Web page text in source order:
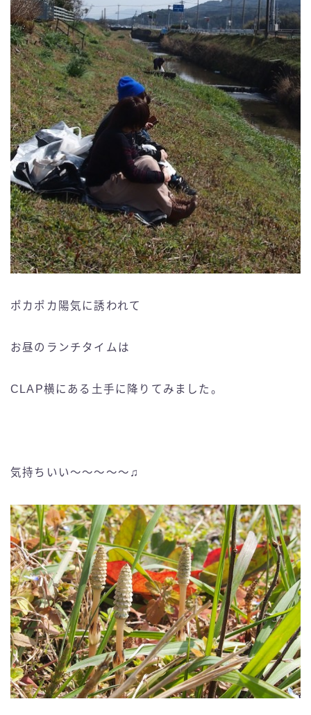
ポカポカ陽気に誘われて
お昼のランチタイムは
CLAP横にある土手に降りてみました。
気持ちいい〜〜〜〜〜♫